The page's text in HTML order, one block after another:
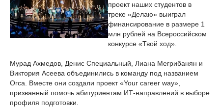
проект наших студентов в
треке «Делаю» выиграл
финансирование в размере 1
млн рублей на Всероссийском
конкурсе «Твой ход».
Мурад Ахмедов, Денис Специальный, Лиана Мегрибанян и
Виктория Асеева объединились в команду под названием
Orca. Вместе они создали проект «Your career way»,
призванный помочь абитуриентам ИТ-направлений в выборе
профиля подготовки.